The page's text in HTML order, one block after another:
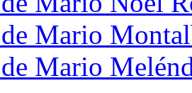
de Mario
Mario